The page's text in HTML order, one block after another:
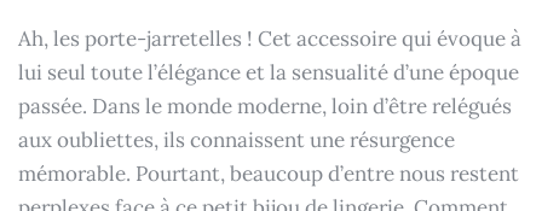
Ah, les porte-jarretelles ! Cet accessoire qui évoque à
lui seul toute l’élégance et la sensualité d’une époque
passée. Dans le monde moderne, loin d’être relégués
aux oubliettes, ils connaissent une résurgence
mémorable. Pourtant, beaucoup d’entre nous restent